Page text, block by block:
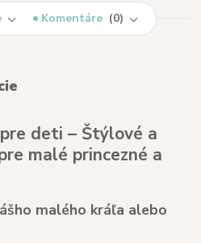
Komentáre 0
deti – Štýlové a
malé princezné a
malého kráľa alebo